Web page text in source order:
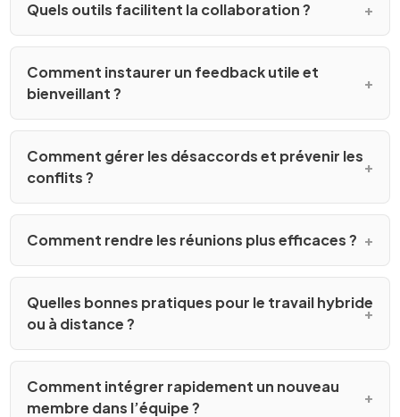
Quels outils facilitent la collaboration ?
Comment instaurer un feedback utile et
bienveillant ?
Comment gérer les désaccords et prévenir les
conflits ?
Comment rendre les réunions plus efficaces ?
Quelles bonnes pratiques pour le travail hybride
ou à distance ?
Comment intégrer rapidement un nouveau
membre dans l’équipe ?